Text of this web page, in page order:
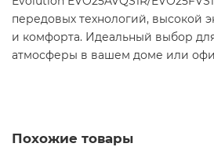
передовых технологий, высокой
и комфорта. Идеальный выбор
атмосферы в вашем доме или
Похожие товары